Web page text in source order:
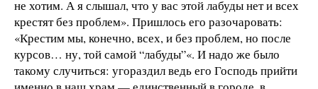
не хотим. А я слышал, что у вас этой лабуды нет и всех
крестят без проблем». Пришлось его разочаровать:
«Крестим мы, конечно, всех, и без проблем, но после
курсов… ну, той самой “лабуды”«. И надо же было
такому случиться: угораздил ведь его Господь прийти